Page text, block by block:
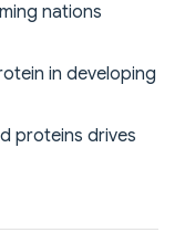
nations
in developing
proteins drives